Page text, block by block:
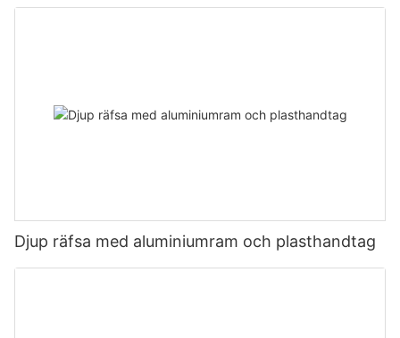
Djup räfsa med aluminiumram och plasthandtag